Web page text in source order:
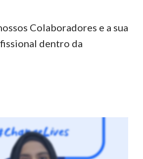
Colaboradores e a sua
dentro da